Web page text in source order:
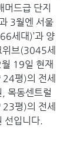
드급 단지
3월엔 서울
세대)’과 양
위브(3045세
월 19일 현재
24평)의 전세
목동센트럴
평)의 전세
입니다.